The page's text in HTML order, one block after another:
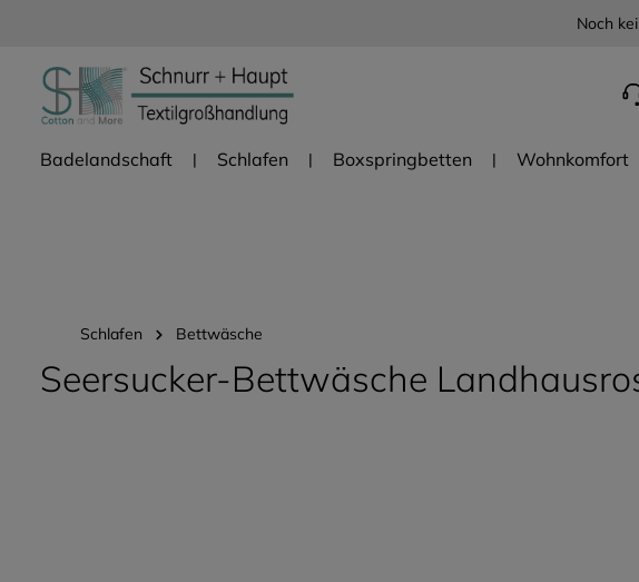
Noch
Badelandschaft Schlafen Boxspringbetten Wohnkomfort
Schlafen Bettwäsche
Seersucker-Bettwäsche